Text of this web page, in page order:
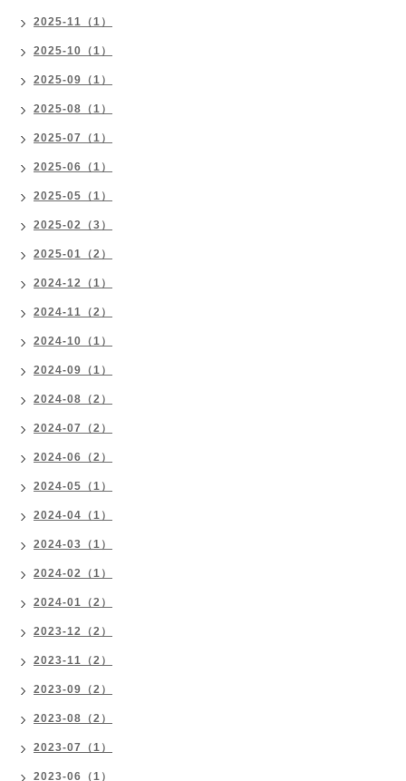
2025-11（1）
2025-10（1）
2025-09（1）
2025-08（1）
2025-07（1）
2025-06（1）
2025-05（1）
2025-02（3）
2025-01（2）
2024-12（1）
2024-11（2）
2024-10（1）
2024-09（1）
2024-08（2）
2024-07（2）
2024-06（2）
2024-05（1）
2024-04（1）
2024-03（1）
2024-02（1）
2024-01（2）
2023-12（2）
2023-11（2）
2023-09（2）
2023-08（2）
2023-07（1）
2023-06（1）